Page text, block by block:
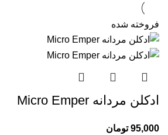
فروخته شده
ادکلن مردانه Micro Emper
95,000 تومان